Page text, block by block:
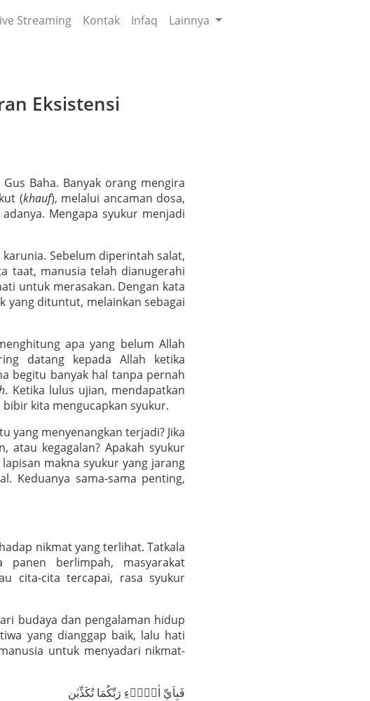
Streaming Kontak Infaq Lainnya
Eksistensi
Baha. Banyak orang mengira
(khauf), melalui ancaman dosa,
Mengapa syukur menjadi
Sebelum diperintah salat,
taat, manusia telah dianugerahi
untuk merasakan. Dengan kata
yang dituntut, melainkan sebagai
apa yang belum Allah
datang kepada Allah ketika
begitu banyak hal tanpa pernah
. Ketika lulus ujian, mendapatkan
kita mengucapkan syukur.
yang menyenangkan terjadi? Jika
atau kegagalan? Apakah syukur
makna syukur yang jarang
Keduanya sama-sama penting,
nikmat yang terlihat. Tatkala
panen berlimpah, masyarakat
cita-cita tercapai, rasa syukur
budaya dan pengalaman hidup
yang dianggap baik, lalu hati
untuk menyadari nikmat-
فَبِاَيِّ اٰلَاۤءِ رَبِّكُمَا تُكَذِّبٰنِ